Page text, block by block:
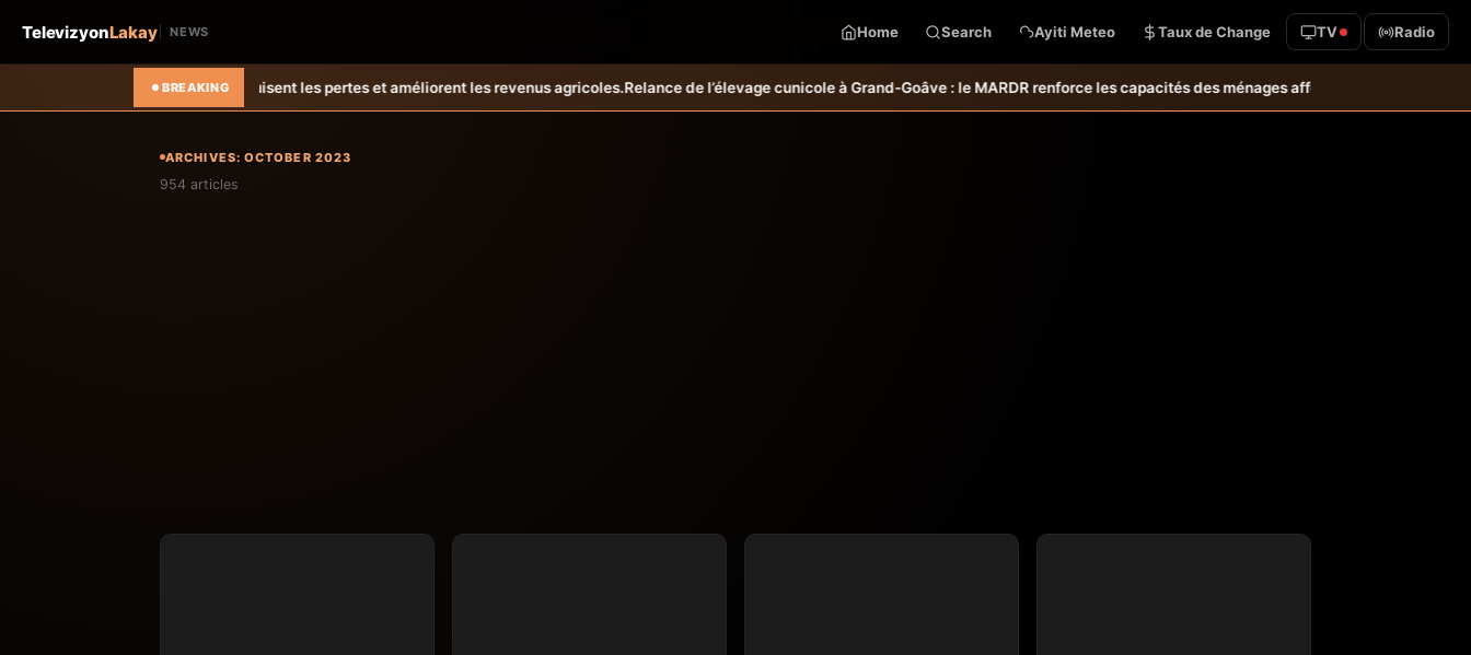
TelevizyonLakay NEWS Home Search Ayiti Meteo Taux de Change TV Radio
BREAKING
post-récolte réduisent les pertes et améliorent les revenus agricoles.Relance de l’élevage cunicole à Grand-Goâve : le MARDR renforce les capacités des ménages affectés par l’ouragan Melissa.
ARCHIVES: OCTOBER 2023
954 articles